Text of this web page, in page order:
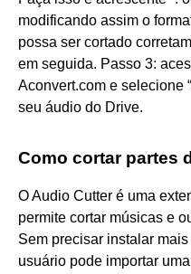
modificando assim o
possa ser cortado
em seguida. Passo 3:
Aconvert.com e selecione
seu áudio do Drive.
Como cortar partes
O Audio Cutter é uma
permite cortar músicas e
Sem precisar instalar
usuário pode importar